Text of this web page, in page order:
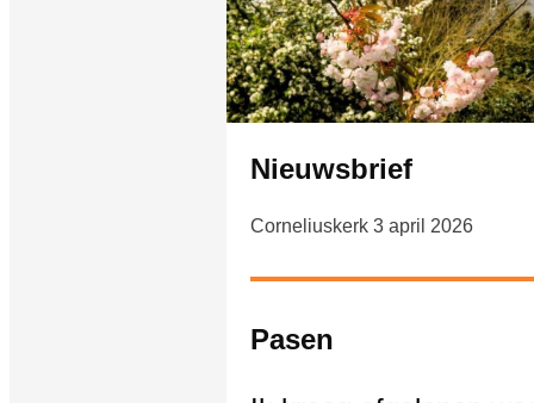
Nieuwsbrief
Corneliuskerk 3 april 2026
Pasen